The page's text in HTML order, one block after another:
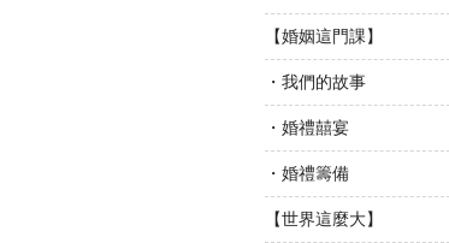
【婚姻這門課】
・我們的故事
・婚禮囍宴
・婚禮籌備
【世界這麼大】